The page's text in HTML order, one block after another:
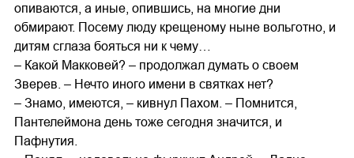
опиваются, а иные, опившись, на многие дни
обмирают. Посему люду крещеному ныне вольготно, и
дитям сглаза бояться ни к чему…
– Какой Макковей? – продолжал думать о своем
Зверев. – Нечто иного имени в святках нет?
– Знамо, имеются, – кивнул Пахом. – Помнится,
Пантелеймона день тоже сегодня значится, и
Пафнутия.